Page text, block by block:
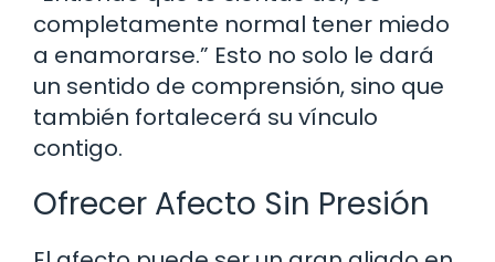
completamente normal tener miedo
a enamorarse.” Esto no solo le dará
un sentido de comprensión, sino que
también fortalecerá su vínculo
contigo.
Ofrecer Afecto Sin Presión